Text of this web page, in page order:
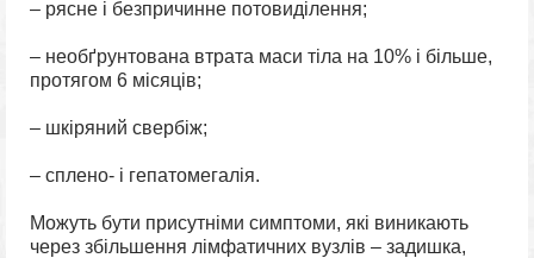
– рясне і безпричинне потовиділення;
– необґрунтована втрата маси тіла на 10% і більше,
протягом 6 місяців;
– шкіряний свербіж;
– сплено- і гепатомегалія.
Можуть бути присутніми симптоми, які виникають
через збільшення лімфатичних вузлів – задишка,